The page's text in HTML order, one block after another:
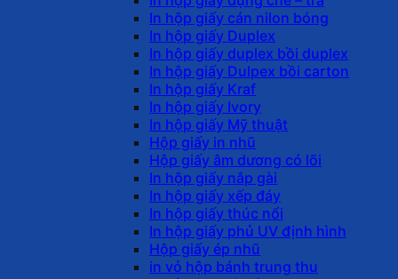
In hộp giấy cán nilon bóng
In hộp giấy Duplex
In hộp giấy duplex bồi duplex
In hộp giấy Dulpex bồi carton
In hộp giấy Kraf
In hộp giấy Ivory
In hộp giấy Mỹ thuật
Hộp giấy in nhũ
Hộp giấy âm dương có lõi
In hộp giấy nắp gài
In hộp giấy xếp đáy
In hộp giấy thúc nổi
In hộp giấy phủ UV định hình
Hộp giấy ép nhũ
in vỏ hộp bánh trung thu